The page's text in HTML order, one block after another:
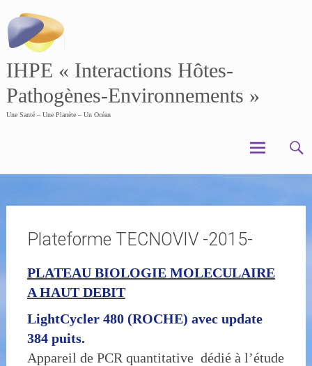
content
IHPE « Interactions Hôtes-
Pathogènes-Environnements »
Une Santé – Une Planète – Un Océan
Plateforme TECNOVIV -2015-
PLATEAU BIOLOGIE MOLECULAIRE
A HAUT DEBIT
LightCycler 480 (ROCHE) avec update
384 puits.
Appareil de PCR quantitative dédié à l’étude